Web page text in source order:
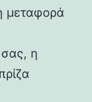
μεταφορά
η